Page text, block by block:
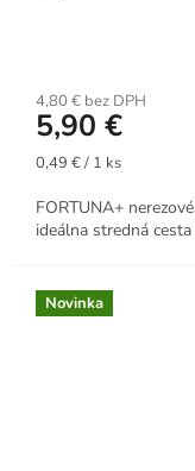
4,80 € bez DPH
5,90 €
Jednotková
0,49 € / 1 ks
FORTUNA+
ideálna stredná cesta
Novinka